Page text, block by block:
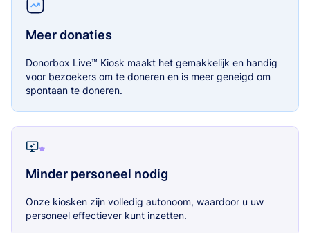
Meer donaties
Donorbox Live™ Kiosk maakt het gemakkelijk en handig
voor bezoekers om te doneren en is meer geneigd om
spontaan te doneren.
Minder personeel nodig
Onze kiosken zijn volledig autonoom, waardoor u uw
personeel effectiever kunt inzetten.